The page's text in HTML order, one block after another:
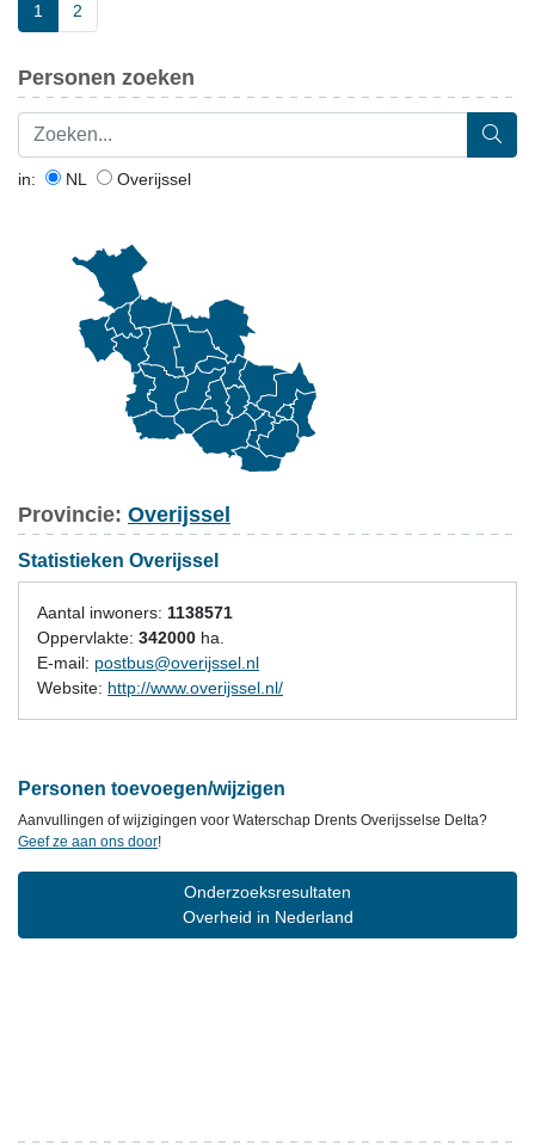
1 2
Personen zoeken
in: NL Overijssel
Provincie: Overijssel
Statistieken Overijssel
Aantal inwoners: 1138571
Oppervlakte: 342000 ha.
E-mail: postbus@overijssel.nl
Website: http://www.overijssel.nl/
Personen toevoegen/wijzigen
Aanvullingen of wijzigingen voor Waterschap Drents Overijsselse Delta?
Geef ze aan ons door!
Onderzoeksresultaten
Overheid in Nederland